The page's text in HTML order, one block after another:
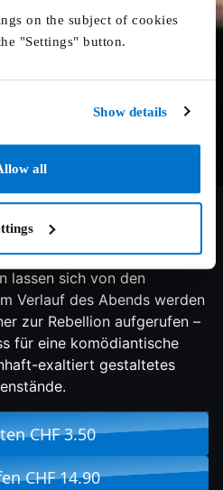
on the subject of cookies
"Settings" button.
Show details
all
alljährlich eine Soirée
die Rollen getauscht
lassen sich von den
Verlauf des Abends werden
zur Rebellion aufgerufen –
für eine komödiantische
exaltiert gestaltetes
CHF 3.50
CHF 14.90